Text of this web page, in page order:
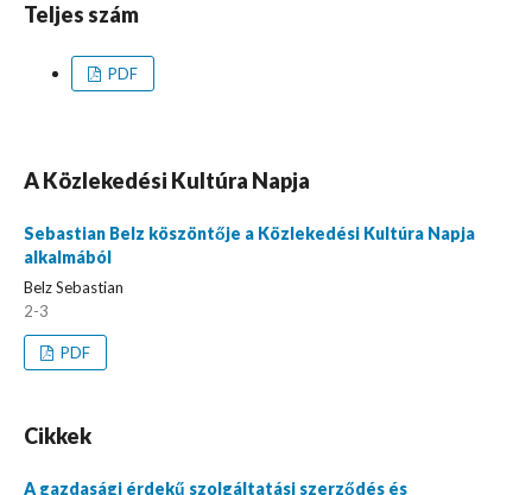
Teljes szám
PDF
A Közlekedési Kultúra Napja
Sebastian Belz köszöntője a Közlekedési Kultúra Napja
alkalmából
Belz Sebastian
2-3
PDF
Cikkek
A gazdasági érdekű szolgáltatási szerződés és